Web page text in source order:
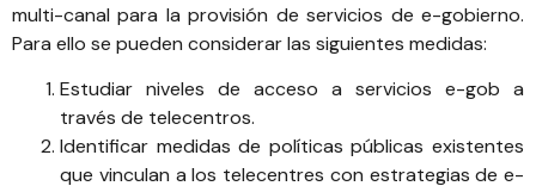
multi-canal para la provisión de servicios de e-gobierno.
Para ello se pueden considerar las siguientes medidas:
Estudiar niveles de acceso a servicios e-gob a
través de telecentros.
Identificar medidas de políticas públicas existentes
que vinculan a los telecentres con estrategias de e-